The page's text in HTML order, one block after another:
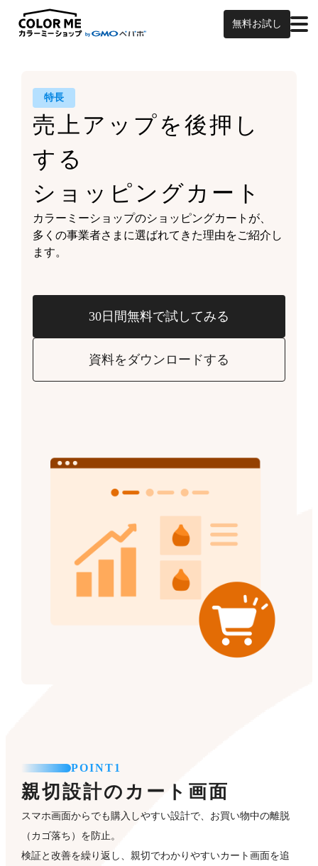
無料お試し
特長
売上アップを後押し
する
ショッピングカート
カラーミーショップのショッピングカートが、
多くの事業者さまに選ばれてきた理由をご紹介し
ます。
30日間無料で試してみる
資料をダウンロードする
POINT1
親切設計のカート画面
スマホ画面からでも購入しやすい設計で、お買い物中の離脱
（カゴ落ち）を防止。
検証と改善を繰り返し、親切でわかりやすいカート画面を追